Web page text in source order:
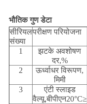
भौतिक गुण डेटा
सीरियल
संख्या
परीक्षण परियोजना
1
झटके अवशोषण
दर,%
2
ऊर्ध्वाधर विरूपण,
मिमी
3
एंटी स्लाइड
वैल्यू,बीपीएन20°C≥